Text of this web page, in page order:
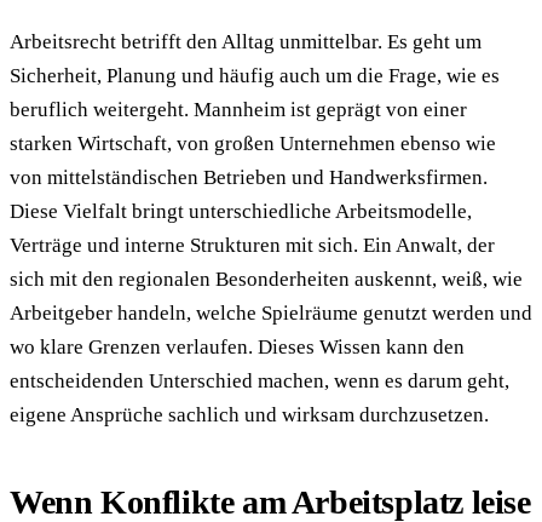
Arbeitsrecht betrifft den Alltag unmittelbar. Es geht um
Sicherheit, Planung und häufig auch um die Frage, wie es
beruflich weitergeht. Mannheim ist geprägt von einer
starken Wirtschaft, von großen Unternehmen ebenso wie
von mittelständischen Betrieben und Handwerksfirmen.
Diese Vielfalt bringt unterschiedliche Arbeitsmodelle,
Verträge und interne Strukturen mit sich. Ein Anwalt, der
sich mit den regionalen Besonderheiten auskennt, weiß, wie
Arbeitgeber handeln, welche Spielräume genutzt werden und
wo klare Grenzen verlaufen. Dieses Wissen kann den
entscheidenden Unterschied machen, wenn es darum geht,
eigene Ansprüche sachlich und wirksam durchzusetzen.
Wenn Konflikte am Arbeitsplatz leise